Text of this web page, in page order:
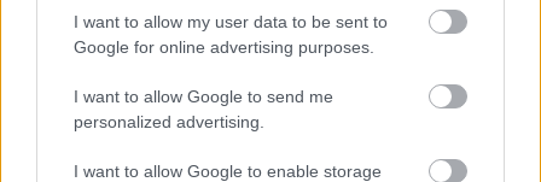
I want to allow my user data to be sent to
Google for online advertising purposes.
I want to allow Google to send me
personalized advertising.
I want to allow Google to enable storage
ALACSONY AZ INFLÁCIÓ MAGYARORSZÁGON
Júliusban mindössze 1,2 százalékkal emelkedtek
éves összevetésben a fogyasztói árak, miközben az
élelmiszerek ára már csökkent.
Szólj hozzá!